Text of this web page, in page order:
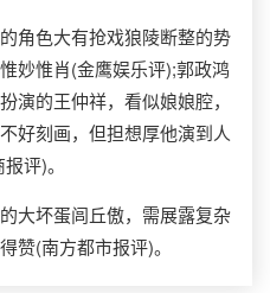
色大有抢戏狼陵断整的势
妙惟肖(金鹰娱乐评);郭政鸿
演的王仲祥，看似娘娘腔，
好刻画，但担想厚他演到人
评)。
坏蛋闾丘傲，需展露复杂
赞(南方都市报评)。